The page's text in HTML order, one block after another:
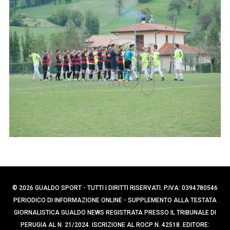
e
r
:
© 2026 GUALDO SPORT - TUTTI I DIRITTI RISERVATI. P.IVA: 0394780546
PERIODICO DI INFORMAZIONE ONLINE - SUPPLEMENTO ALLA TESTATA
GIORNALISTICA GUALDO NEWS REGISTRATA PRESSO IL TRIBUNALE DI
PERUGIA AL N. 21/2024. ISCRIZIONE AL ROCP N. 42518. EDITORE:
e
r
c
a
p
e
r
: